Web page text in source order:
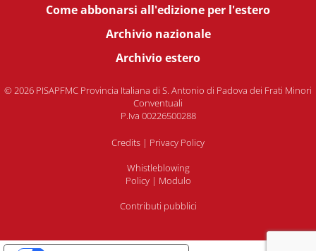
Come abbonarsi all'edizione per l'estero
Archivio nazionale
Archivio estero
© 2026 PISAPFMC Provincia Italiana di S. Antonio di Padova dei Frati Minori
Conventuali
P.Iva 00226500288
Credits | Privacy Policy
Whistleblowing
Policy| Modulo
Contributi pubblici